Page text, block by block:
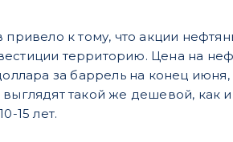
к тому, что акции
территорию. Цена на
за баррель на конец июня,
такой же дешевой, как
15 лет.